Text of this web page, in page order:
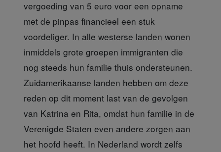
vergoeding van 5 euro voor een opname
met de pinpas financieel een stuk
voordeliger. In alle westerse landen wonen
inmiddels grote groepen immigranten die
nog steeds hun familie thuis ondersteunen.
Zuidamerikaanse landen hebben om deze
reden op dit moment last van de gevolgen
van Katrina en Rita, omdat hun familie in de
Verenigde Staten even andere zorgen aan
het hoofd heeft. In Nederland wordt zelfs